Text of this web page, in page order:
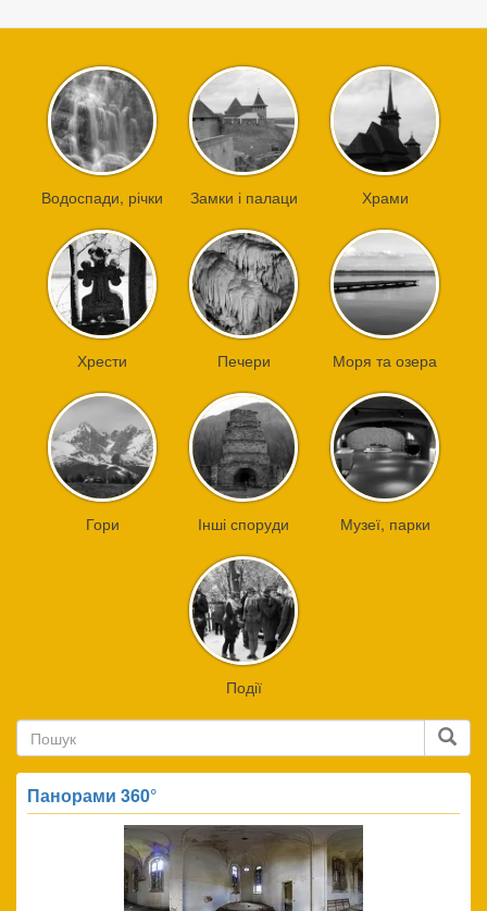
Водоспади, річки Замки і палаци Храми
Хрести Печери Моря та озера
Гори Інші споруди Музеї, парки
Події
Пошук
Пошук
Панорами 360°